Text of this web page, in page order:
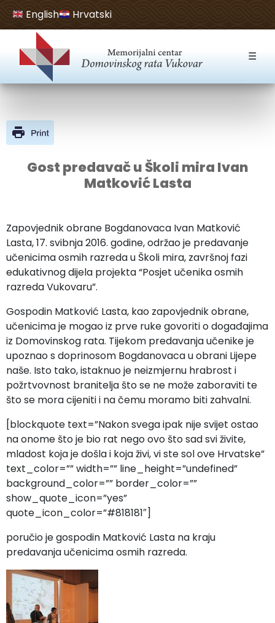
Open toolbar
English Hrvatski
☰
Gost predavač u Školi mira Ivan
Matković Lasta
Zapovjednik obrane Bogdanovaca Ivan Matković
Lasta, 17. svibnja 2016. godine, održao je predavanje
učenicima osmih razreda u Školi mira, završnoj fazi
edukativnog dijela projekta “Posjet učenika osmih
razreda Vukovaru”.
Gospodin Matković Lasta, kao zapovjednik obrane,
učenicima je mogao iz prve ruke govoriti o događajima
iz Domovinskog rata. Tijekom predavanja učenike je
upoznao s doprinosom Bogdanovaca u obrani Lijepe
naše. Isto tako, istaknuo je neizmjernu hrabrost i
požrtvovnost branitelja što se ne može zaboraviti te
što se mora cijeniti i na čemu moramo biti zahvalni.
[blockquote text=”Nakon svega ipak nije svijet ostao
na onome što je bio rat nego ovo što sad svi živite,
mladost koja je došla i koja živi, vi ste sol ove Hrvatske”
text_color=”” width=”” line_height=”undefined”
background_color=”” border_color=””
show_quote_icon=”yes”
quote_icon_color=”#818181″]
poručio je gospodin Matković Lasta na kraju
predavanja učenicima osmih razreda.